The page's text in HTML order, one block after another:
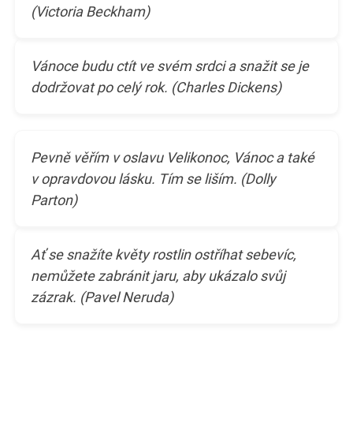
(Victoria Beckham)
Vánoce budu ctít ve svém srdci a snažit se je
dodržovat po celý rok. (Charles Dickens)
Pevně věřím v oslavu Velikonoc, Vánoc a také
v opravdovou lásku. Tím se liším. (Dolly
Parton)
Ať se snažíte květy rostlin ostříhat sebevíc,
nemůžete zabránit jaru, aby ukázalo svůj
zázrak. (Pavel Neruda)